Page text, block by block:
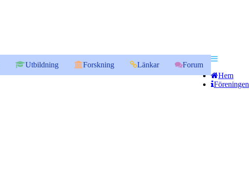
Utbildning Forskning Länkar
Forum
Hem
Föreningen